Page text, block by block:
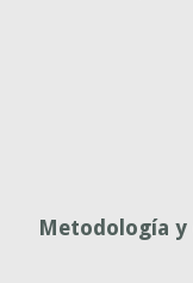
Metodología y